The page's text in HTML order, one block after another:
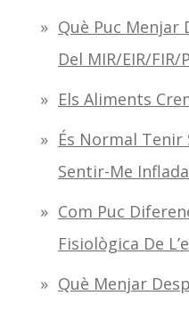
:
Què Puc Menjar
Del MIR/EIR/FIR/
Els Aliments
És Normal Tenir
Sentir-Me
Com Puc
Fisiològica De
Què Menjar